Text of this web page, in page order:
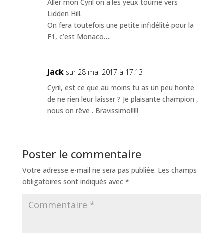
Aller mon Cyril on a les yeux tourné vers
Lidden Hill.
On fera toutefois une petite infidélité pour la
F1, c’est Monaco….
Jack sur 28 mai 2017 à 17:13
Cyril, est ce que au moins tu as un peu honte
de ne rien leur laisser ? Je plaisante champion ,
nous on rêve . Bravissimo!!!!!
Poster le commentaire
Votre adresse e-mail ne sera pas publiée. Les champs
obligatoires sont indiqués avec *